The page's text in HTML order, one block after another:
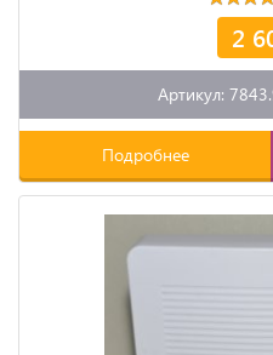
2
Артикул:
Подробнее